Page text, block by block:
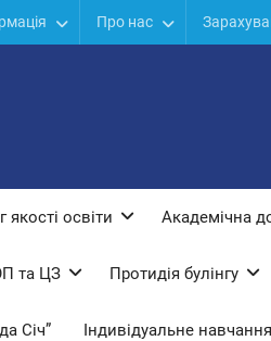
Про нас
якості освіти Академічна
та ЦЗ Протидiя булiнгу
Січ” Індивідуальне навчання